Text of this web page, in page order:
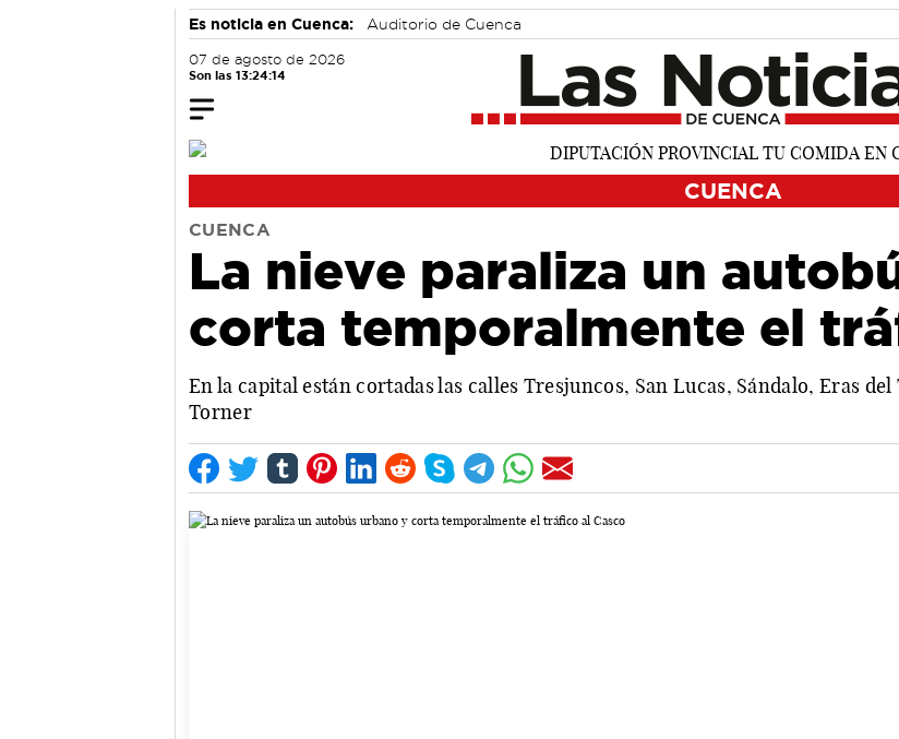
Es noticia en Cuenca: Auditorio de Cuenca
07 de agosto de 2026
Son las 13:24:15
CUENCA
CUENCA
La nieve paraliza un
corta temporalmente el
En la capital están cortadas las calles Tresjuncos, San Lucas, Sándalo, Eras
Torner